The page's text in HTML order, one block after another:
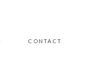
CONTACT